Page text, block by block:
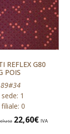
REFLEX G80
POIS
1
0
22,60€ IVA